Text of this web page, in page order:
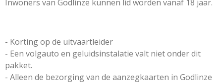
Inwoners van Godlinze kunnen lid worden vanaf 18 jaar.
- Korting op de uitvaartleider
- Een volgauto en geluidsinstalatie valt niet onder dit
pakket.
- Alleen de bezorging van de aanzegkaarten in Godlinze